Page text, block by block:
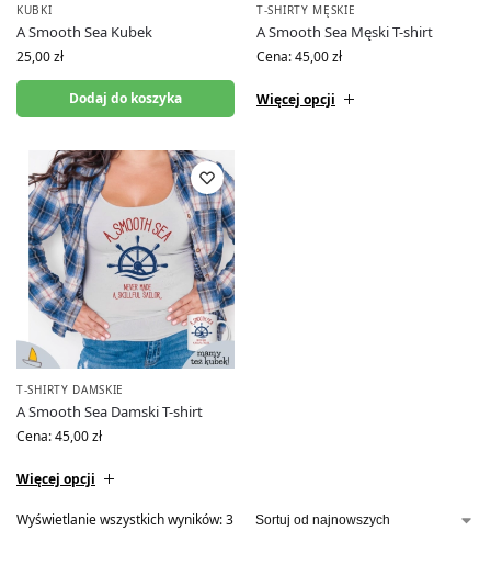
KUBKI
A Smooth Sea Kubek
25,00zł
Dodaj do koszyka
T-SHIRTY MĘSKIE
A Smooth Sea Męski T-shirt
Cena:45,00zł
Więcej opcji
T-SHIRTY DAMSKIE
A Smooth Sea Damski T-shirt
Cena:45,00zł
Więcej opcji
Wyświetlanie wszystkich wyników: 3